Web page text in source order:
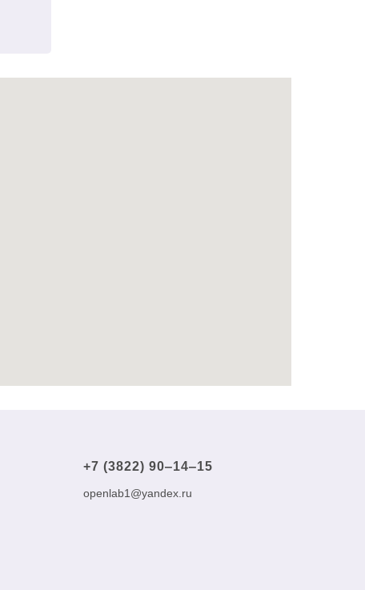
+7 (3822) 90‒14‒15
openlab1@yandex.ru